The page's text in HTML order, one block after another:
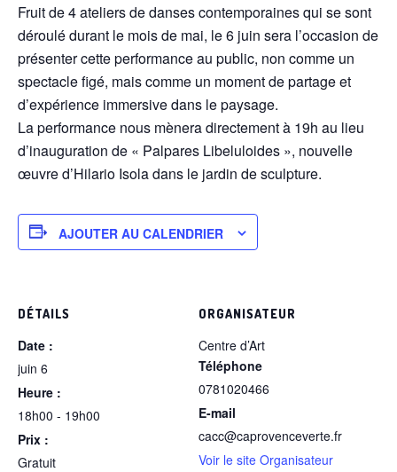
Fruit de 4 ateliers de danses contemporaines qui se sont
déroulé durant le mois de mai, le 6 juin sera l’occasion de
présenter cette performance au public, non comme un
spectacle figé, mais comme un moment de partage et
d’expérience immersive dans le paysage.
La performance nous mènera directement à 19h au lieu
d’inauguration de « Palpares Libeluloides », nouvelle
œuvre d’Hilario Isola dans le jardin de sculpture.
AJOUTER AU CALENDRIER
DÉTAILS
Date :
juin 6
Heure :
18h00 - 19h00
Prix :
Gratuit
ORGANISATEUR
Centre d’Art
Téléphone
0781020466
E-mail
cacc@caprovenceverte.fr
Voir le site Organisateur